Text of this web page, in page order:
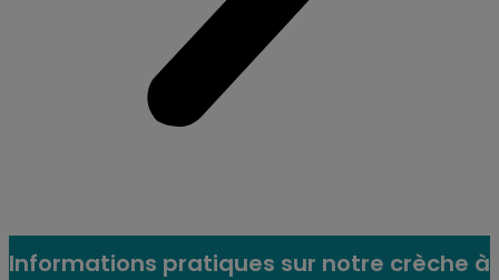
Informations pratiques sur notre crèche à